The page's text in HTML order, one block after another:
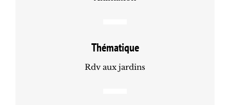
Thématique
Rdv aux jardins